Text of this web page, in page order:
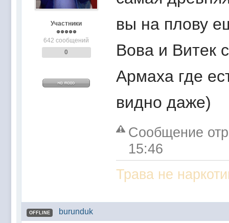
Участники
642 сообщений
0
вы на плову
Вова и Витек
Армаха где
видно даже)
Сообщение
15:46
Трава не
OFFLINE burunduk